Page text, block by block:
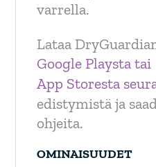
varrella.
Lataa
Google Playsta tai
App Storesta
edistymistä ja
ohjeita.
OMINAISUUDET